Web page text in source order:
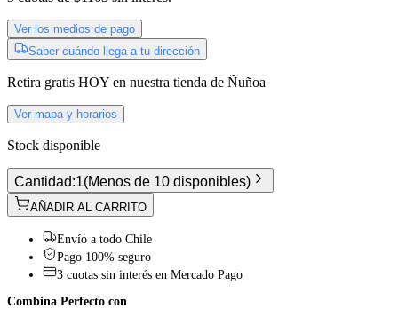
Ver los medios de pago
Saber cuándo llega a tu dirección
Retira gratis HOY en nuestra tienda de Ñuñoa
Ver mapa y horarios
Stock disponible
Cantidad:1(Menos de 10 disponibles)
AÑADIR AL CARRITO
Envío a todo Chile
Pago 100% seguro
3 cuotas sin interés en Mercado Pago
Combina Perfecto con